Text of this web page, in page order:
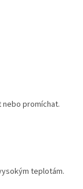
promíchat.
teplotám.